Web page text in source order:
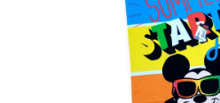
5
hviezdičiek.